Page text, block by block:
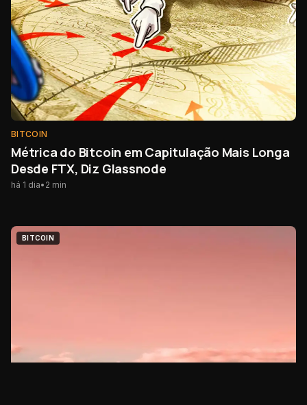
BITCOIN
Métrica do Bitcoin em Capitulação Mais Longa
Desde FTX, Diz Glassnode
há 1 dia• 2 min
BITCOIN